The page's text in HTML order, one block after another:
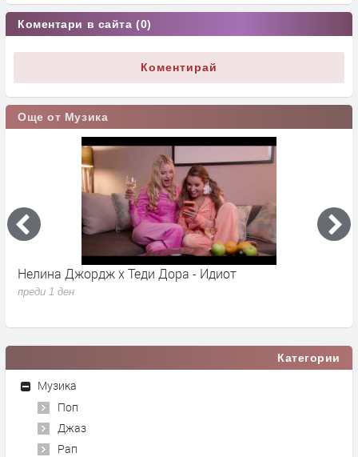
Коментари в сайта (0)
Коментирай
Още от Музика
Young K - Shut The Door
преди 1 ден
Категории
Музика
Поп
Джаз
Рап